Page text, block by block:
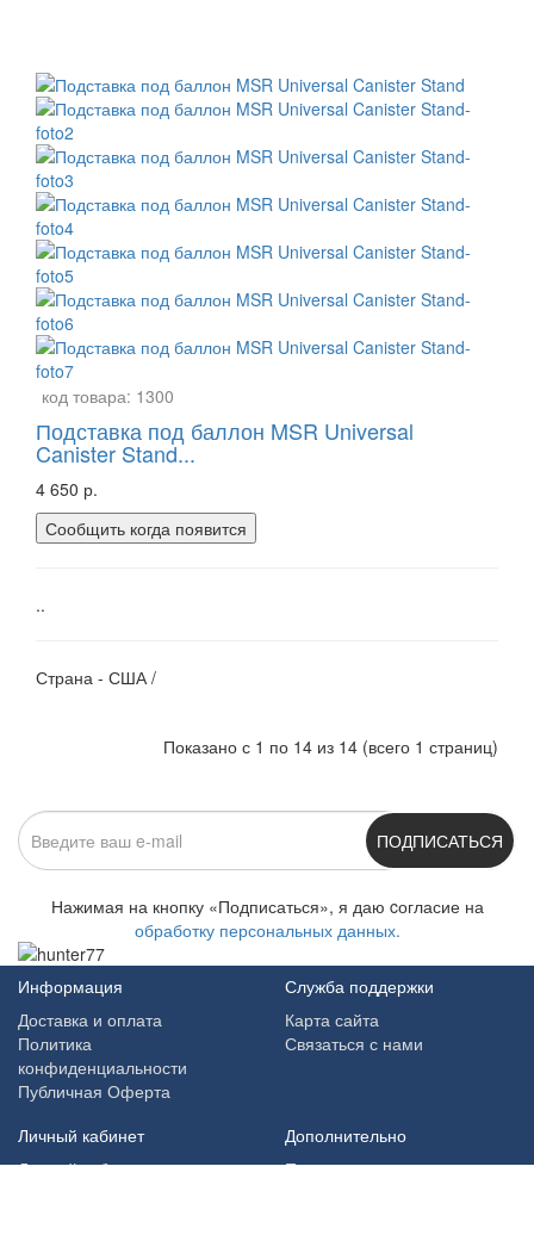
код товара: 1300
Подставка под баллон MSR Universal
Canister Stand...
4 650 р.
Сообщить когда появится
..
Страна - США /
Показано с 1 по 14 из 14 (всего 1 страниц)
ПОДПИСАТЬСЯ
Нажимая на кнопку «Подписаться», я даю cогласие на
обработку персональных данных.
Информация
Доставка и оплата
Политика
конфиденциальности
Публичная Оферта
Служба поддержки
Карта сайта
Связаться с нами
Личный кабинет
Личный кабинет
Дополнительно
Производители